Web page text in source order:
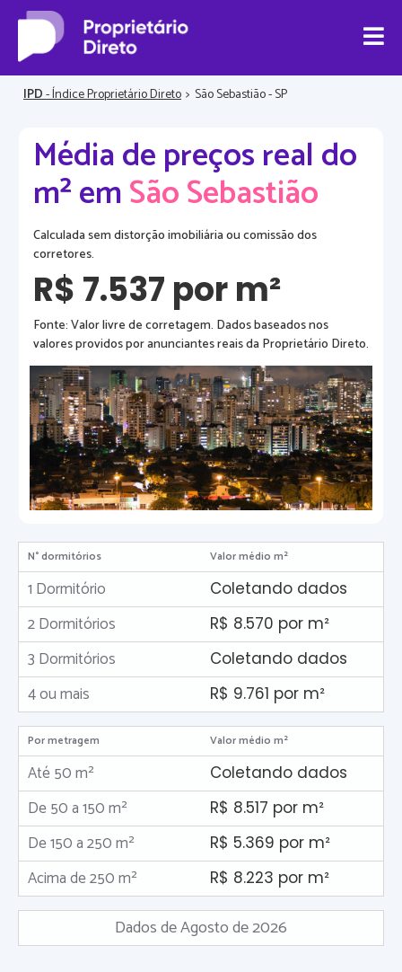
IPD- Índice Proprietário Direto > São Sebastião - SP
Média de preços real do
m² emSão Sebastião
Calculada sem distorção imobiliária ou comissão dos
corretores.
R$ 7.537 por m²
Fonte: Valor livre de corretagem. Dados baseados nos
valores providos por anunciantes reais da Proprietário Direto.
N° dormitórios Valor médio m²
1 Dormitório Coletando dados
2 Dormitórios R$ 8.570 por m²
3 Dormitórios Coletando dados
4 ou mais R$ 9.761 por m²
Por metragem Valor médio m²
Até 50 m² Coletando dados
De 50 a 150 m² R$ 8.517 por m²
De 150 a 250 m² R$ 5.369 por m²
Acima de 250 m² R$ 8.223 por m²
Dados de Agosto de 2026